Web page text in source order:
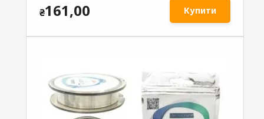
₴161,00 Купити